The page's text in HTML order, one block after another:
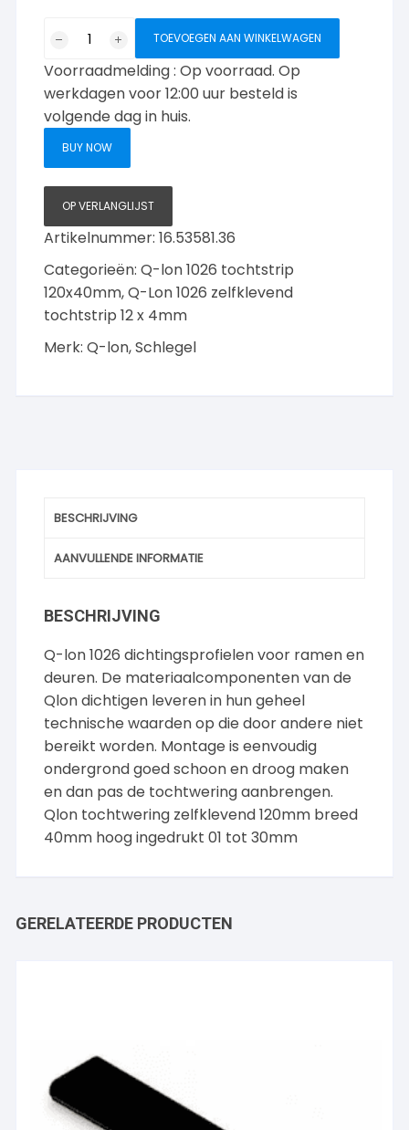
1026
tochtstrip
zelfklevend
aantal
TOEVOEGEN AAN WINKELWAGEN
Voorraadmelding : Op voorraad. Op
werkdagen voor 12:00 uur besteld is
volgende dag in huis.
BUY NOW
OP VERLANGLIJST
Artikelnummer:16.53581.36
Categorieën:Q-lon 1026 tochtstrip
120x40mm,Q-Lon 1026 zelfklevend
tochtstrip 12 x 4mm
Merk:Q-lon,Schlegel
BESCHRIJVING
AANVULLENDE INFORMATIE
BESCHRIJVING
Q-lon 1026 dichtingsprofielen voor ramen en
deuren. De materiaalcomponenten van de
Qlon dichtigen leveren in hun geheel
technische waarden op die door andere niet
bereikt worden. Montage is eenvoudig
ondergrond goed schoon en droog maken
en dan pas de tochtwering aanbrengen.
Qlon tochtwering zelfklevend 120mm breed
40mm hoog ingedrukt 01 tot 30mm
GERELATEERDE PRODUCTEN